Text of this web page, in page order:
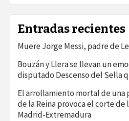
Entradas recientes
Muere Jorge Messi, padre de
Bouzán y Llera se llevan un
disputado Descenso del Sella
El arrollamiento mortal de una
de la Reina provoca el corte de
Madrid-Extremadura